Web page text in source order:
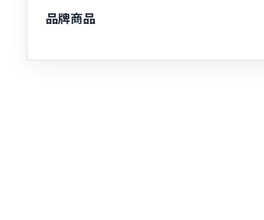
日常營養
免疫防護
品牌商品
璇優品